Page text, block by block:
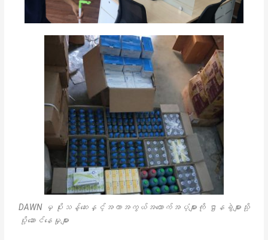
DAWN မှ ပိုးသန့်ဆေးနှင့်အကာအကွယ်အထောက်အပံ့များကို ဌာနခွဲများသို့
ပို့ဆောင်နေမှုများ